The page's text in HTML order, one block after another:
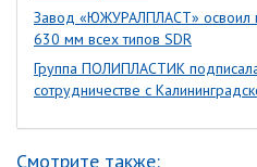
Завод «ЮЖУРАЛПЛАСТ» освоил
630 мм всех типов SDR
Группа ПОЛИПЛАСТИК
сотрудничестве с
Смотрите также: